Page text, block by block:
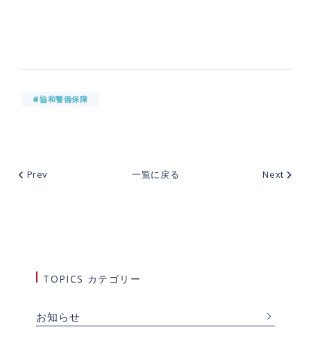
TOPICS カテゴリー
お知らせ
#協和警備保障
Prev 一覧に戻る Next